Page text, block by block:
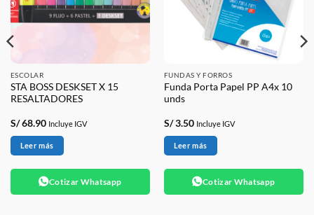
ESCOLAR
STA BOSS DESKSET X 15
RESALTADORES
S/68.90 Incluye IGV
Leer más
Cotizar Whatsapp
FUNDAS Y FORROS
Funda Porta Papel PP A4x 10
unds
S/3.50 Incluye IGV
Leer más
Cotizar Whatsapp